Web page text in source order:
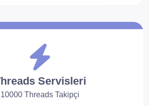
Servisleri
10000 Threads Takipçi